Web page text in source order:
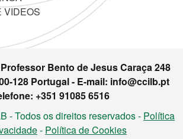
VIDEOS
Bento de Jesus Caraça 248
128 Portugal - E-mail: info@ccilb.pt
+351 91085 6516
- Todos os direitos reservados - Política
- Política de Cookies